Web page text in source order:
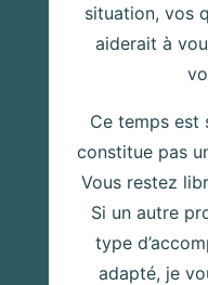
situation, vos
aiderait à
Ce temps est
constitue pas
Vous restez
Si un autre
type
adapté, je